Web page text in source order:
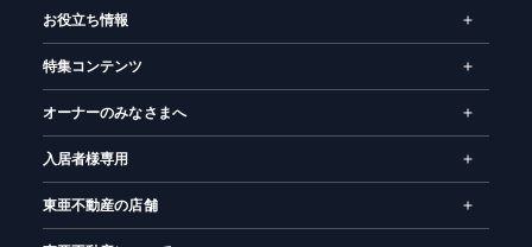
お役立ち情報
特集コンテンツ
オーナーのみなさまへ
入居者様専用
東亜不動産の店舗